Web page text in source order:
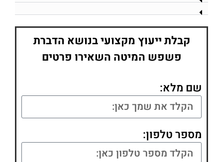
קבלת ייעוץ מקצועי בנושא הדברת
פשפש המיטה השאירו פרטים
שם מלא:
מספר טלפון: